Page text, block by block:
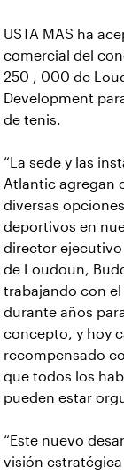
USTA MAS ha
comercial del
250 , 000 de
Development
de tenis.
“La sede y las
Atlantic agregan
diversas
deportivos en
director ejecutivo
de Loudoun,
trabajando con el
durante años
concepto, y hoy
recompensado
que todos los
pueden estar
“Este nuevo
visión